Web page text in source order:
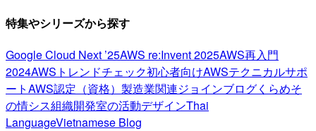
特集やシリーズから探す
Google Cloud Next ’25AWS re:Invent 2025AWS再入門
2024AWSトレンドチェック初心者向けAWSテクニカルサポ
ートAWS認定（資格） 製造業関連ジョインブログくらめそ
の情シス組織開発室の活動デザインThai
LanguageVietnamese Blog